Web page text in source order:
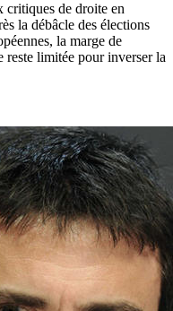
critiques de droite en
la débâcle des élections
la marge de
limitée pour inverser la